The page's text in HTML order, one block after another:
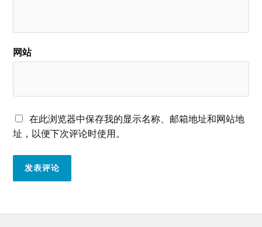
网站
在此浏览器中保存我的显示名称、邮箱地址和网站地
址，以便下次评论时使用。